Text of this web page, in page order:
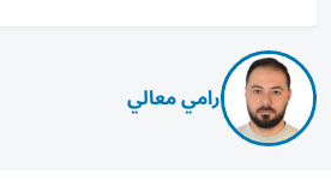
رامي معالي